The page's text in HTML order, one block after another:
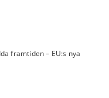
framtiden – EU:s nya